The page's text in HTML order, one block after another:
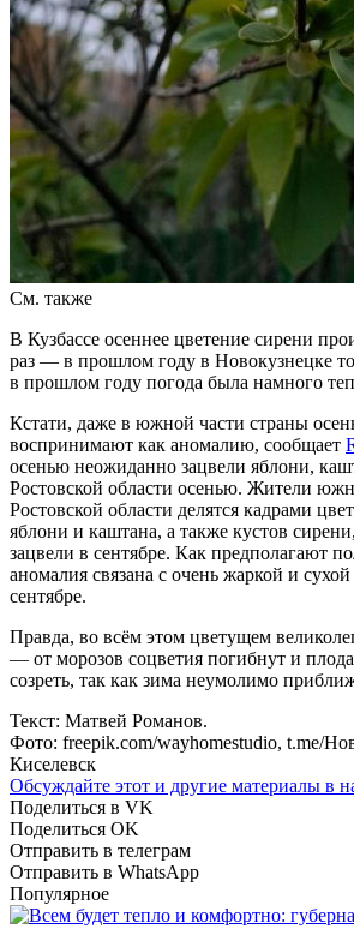
См. также
В Кузбассе осеннее цветение сирени
раз — в прошлом году в Новокузнецке
в прошлом году погода была намного
Кстати, даже в южной части страны
воспринимают как аномалию, сообщает
осенью неожиданно зацвели яблони,
Ростовской области осенью. Жители
Ростовской области делятся кадрами
яблони и каштана, а также кустов
зацвели в сентябре. Как предполагают
аномалия связана с очень жаркой и
сентябре.
Правда, во всём этом цветущем
— от морозов соцветия погибнут и
созреть, так как зима неумолимо
Текст: Матвей Романов.
Фото: freepik.com/wayhomestudio, t.me/
Киселевск
Обсуждайте этот и другие материалы в
Поделиться в VK
Поделиться OK
Отправить в телеграм
Отправить в WhatsApp
Популярное